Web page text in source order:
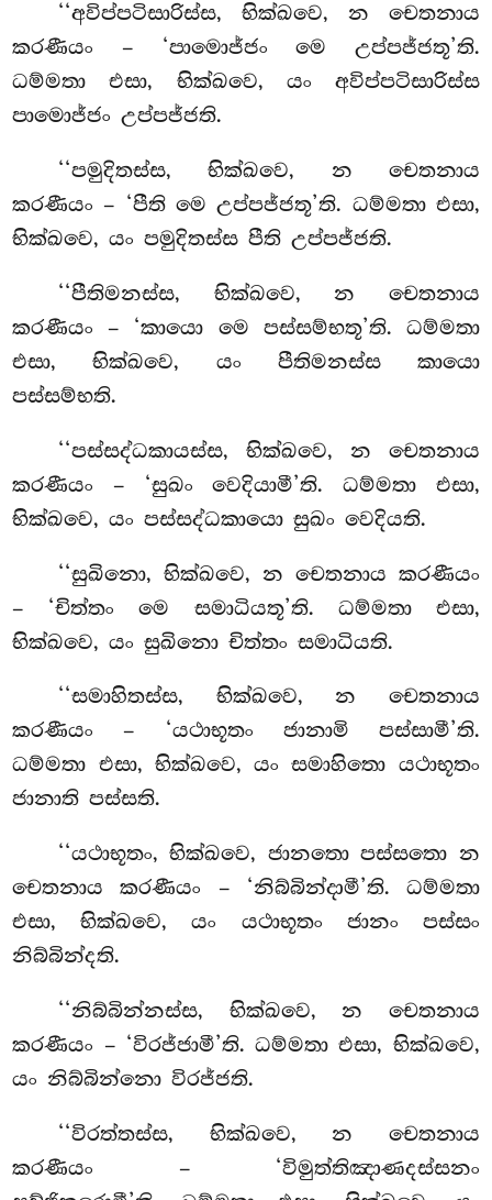
‘‘අවිප්පටිසාරිස්ස, භික්ඛවෙ, න චෙතනාය
කරණීයං – ‘පාමොජ්ජං මෙ උප්පජ්ජතූ’ති.
ධම්මතා එසා, භික්ඛවෙ, යං අවිප්පටිසාරිස්ස
පාමොජ්ජං උප්පජ්ජති.
‘‘පමුදිතස්ස, භික්ඛවෙ, න චෙතනාය
කරණීයං – ‘පීති මෙ උප්පජ්ජතූ’ති. ධම්මතා එසා,
භික්ඛවෙ, යං පමුදිතස්ස පීති උප්පජ්ජති.
‘‘පීතිමනස්ස, භික්ඛවෙ, න චෙතනාය
කරණීයං – ‘කායො මෙ පස්සම්භතූ’ති. ධම්මතා
එසා, භික්ඛවෙ, යං පීතිමනස්ස කායො
පස්සම්භති.
‘‘පස්සද්ධකායස්ස, භික්ඛවෙ, න චෙතනාය
කරණීයං – ‘සුඛං වෙදියාමී’ති. ධම්මතා එසා,
භික්ඛවෙ, යං පස්සද්ධකායො සුඛං වෙදියති.
‘‘සුඛිනො, භික්ඛවෙ, න චෙතනාය කරණීයං
– ‘චිත්තං මෙ සමාධියතූ’ති. ධම්මතා එසා,
භික්ඛවෙ, යං සුඛිනො චිත්තං සමාධියති.
‘‘සමාහිතස්ස, භික්ඛවෙ, න චෙතනාය
කරණීයං – ‘යථාභූතං ජානාමි පස්සාමී’ති.
ධම්මතා එසා, භික්ඛවෙ, යං සමාහිතො යථාභූතං
ජානාති පස්සති.
‘‘යථාභූතං, භික්ඛවෙ, ජානතො පස්සතො න
චෙතනාය කරණීයං – ‘නිබ්බින්දාමී’ති. ධම්මතා
එසා, භික්ඛවෙ, යං යථාභූතං ජානං පස්සං
නිබ්බින්දති.
‘‘නිබ්බින්නස්ස, භික්ඛවෙ, න චෙතනාය
කරණීයං – ‘විරජ්ජාමී’ති. ධම්මතා එසා, භික්ඛවෙ,
යං නිබ්බින්නො විරජ්ජති.
‘‘විරත්තස්ස, භික්ඛවෙ, න චෙතනාය
කරණීයං – ‘විමුත්තිඤාණදස්සනං